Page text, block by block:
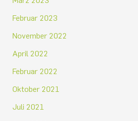
Februar 2023
November 2022
April 2022
Februar 2022
Oktober 2021
Juli 2021